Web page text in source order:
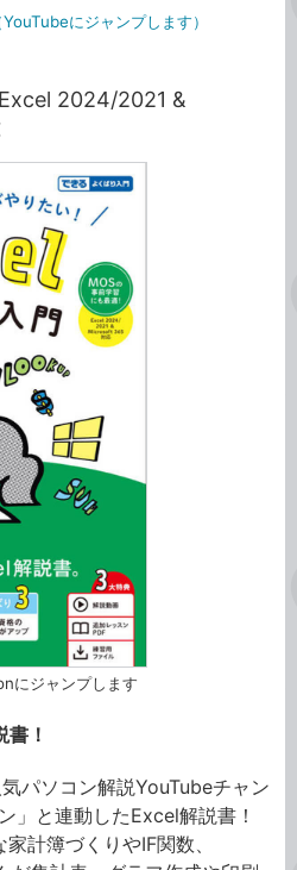
にジャンプします）
2024/2021 &
にジャンプします
！
パソコン解説YouTubeチャン
」と連動したExcel解説書！
計簿づくりやIF関数、